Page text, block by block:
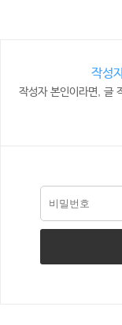
작성
작성자 본인이라면, 글